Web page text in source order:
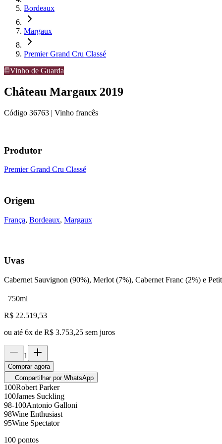
Bordeaux
Margaux
Premier Grand Cru Classé
Vinho de Guarda
Château Margaux 2019
Código 36763 | Vinho francês
Produtor
Premier Grand Cru Classé
Origem
França, Bordeaux, Margaux
Uvas
Cabernet Sauvignon (90%), Merlot (7%), Cabernet Franc (2%) e
750ml
R$ 22.519,53
ou até 6x de R$ 3.753,25 sem juros
1
Comprar agora
Compartilhar por WhatsApp
100Robert Parker
100James Suckling
98-100Antonio Galloni
98Wine Enthusiast
95Wine Spectator
100 pontos